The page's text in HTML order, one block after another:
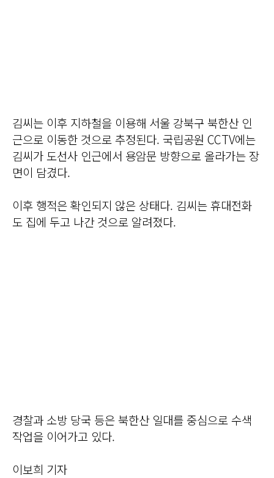
김씨는 이후 지하철을 이용해 서울 강북구 북한산 인
근으로 이동한 것으로 추정된다. 국립공원 CCTV에는
김씨가 도선사 인근에서 용암문 방향으로 올라가는 장
면이 담겼다.
이후 행적은 확인되지 않은 상태다. 김씨는 휴대전화
도 집에 두고 나간 것으로 알려졌다.
경찰과 소방 당국 등은 북한산 일대를 중심으로 수색
작업을 이어가고 있다.
이보희 기자